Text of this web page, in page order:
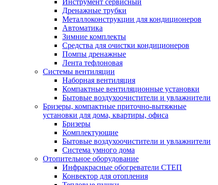
Инструмент сервисный
Дренажные трубки
Металлоконструкции для кондиционеров
Автоматика
Зимние комплекты
Средства для очистки кондиционеров
Помпы дренажные
Лента тефлоновая
Системы вентиляции
Наборная вентиляция
Компактные вентиляционные установки
Бытовые воздухоочистители и увлажнители
Бризеры, компактные приточно-вытяжные
установки для дома, квартиры, офиса
Бризеры
Комплектующие
Бытовые воздухоочистители и увлажнители
Система умного дома
Отопительное оборудование
Инфракрасные обогреватели СТЕП
Конвектор для отопления